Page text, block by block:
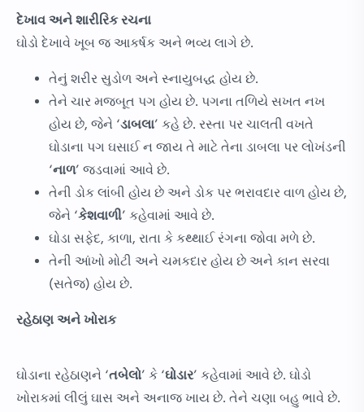
દેખાવ અને શારીરિક રચના
ઘોડો દેખાવે ખૂબ જ આકર્ષક અને ભવ્ય લાગે છે.
તેનું શરીર સુડોળ અને સ્નાયુબદ્ધ હોય છે.
તેને ચાર મજબૂત પગ હોય છે. પગના તળિયે સખત નખ
હોય છે, જેને ‘ડાબલા’ કહે છે. રસ્તા પર ચાલતી વખતે
ઘોડાના પગ ઘસાઈ ન જાય તે માટે તેના ડાબલા પર લોખંડની
‘નાળ’ જડવામાં આવે છે.
તેની ડોક લાંબી હોય છે અને ડોક પર ભરાવદાર વાળ હોય છે,
જેને ‘કેશવાળી’ કહેવામાં આવે છે.
ઘોડા સફેદ, કાળા, રાતા કે કથ્થાઈ રંગના જોવા મળે છે.
તેની આંખો મોટી અને ચમકદાર હોય છે અને કાન સરવા
(સતેજ) હોય છે.
રહેઠાણ અને ખોરાક
ઘોડાના રહેઠાણને ‘તબેલો’ કે ‘ઘોડાર’ કહેવામાં આવે છે. ઘોડો
ખોરાકમાં લીલું ઘાસ અને અનાજ ખાય છે. તેને ચણા બહુ ભાવે છે.